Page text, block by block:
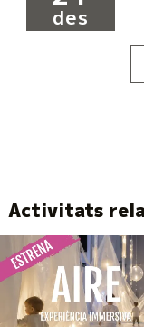
des
Activitats